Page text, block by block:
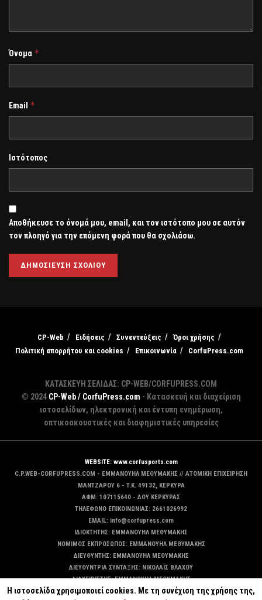
Όνομα *
Email *
Ιστότοπος
Αποθήκευσε το όνομά μου, email, και τον ιστότοπο μου σε αυτόν
τον πλοηγό για την επόμενη φορά που θα σχολιάσω.
CP-Web Ειδήσεις Συνεντεύξεις
Όροι χρήσης
Πολιτική απορρήτου και cookies
Επικοινωνία CorfuPress.com
ΚΑΤΑΣΚΕΥΗ ΣΕΛΙΔΑΣ: CP-WEB/CORFUPRESS.COM
© 2024 CP-Web / CorfuPress.com - Κατασκευή και διαχείριση
ιστοσελίδων, ηλεκτρονική και έντυπη ενημέρωση,
οπτικοακουστικές και διαφημιστικές υπηρεσίες
WEBSITE: www.corfusports.com
C.P.WEB-CORFUPRESS.COM - ΕΜΜΑΝΟΥΗΛ ΜΕΘΥΜΑΚΗΣ // ΑΤΟΜΙΚΗ ΕΠΙΧΕΙΡΗΣΗ
MANTZAΡΟΥ 6 - T.K. 49132, ΚΕΡΚΥΡΑ
ΑΦΜ: 107115640 - ΔΟΥ ΚΕΡΚΥΡΑΣ
ΤΗΛΕΦΩΝΟ ΕΠΙΚΟΙΝΩΝΙΑΣ: 2661026992
EMAIL: info@corfupress.com
ΙΔΙΟΚΤΗΤΗΣ: EMMANOYΗΛ ΜΕΘΥΜΑΚΗΣ
ΝΟΜΙΜΟΣ ΕΚΠΡΟΣΩΠΟΣ: EMMANOYΗΛ ΜΕΘΥΜΑΚΗΣ
ΔΙΕΥΘΥΝΤΗΣ: EMMANOYΗΛ ΜΕΘΥΜΑΚΗΣ
ΔΙΕΥΘΥΝΤΡΙΑ ΣΥΝΤΑΞΗΣ: ΝΙΚΟΛΑΪΣ ΒΛΑΧΟΥ
ΔΙΑΧΕΙΡΙΣΤΗΣ: EMMANOYΗΛ ΜΕΘΥΜΑΚΗΣ
ΔΙΚΑΙΟΥΧΟΣ DOMAIN: ΕΜΜΑΝΟΥΗΛ ΜΕΘΥΜΑΚΗΣ
Η ιστοσελίδα χρησιμοποιεί cookies. Με τη συνέχιση της χρήσης της,